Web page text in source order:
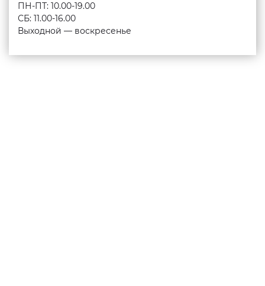
ПН-ПТ: 10.00-19.00
СБ: 11.00-16.00
Выходной — воскресенье